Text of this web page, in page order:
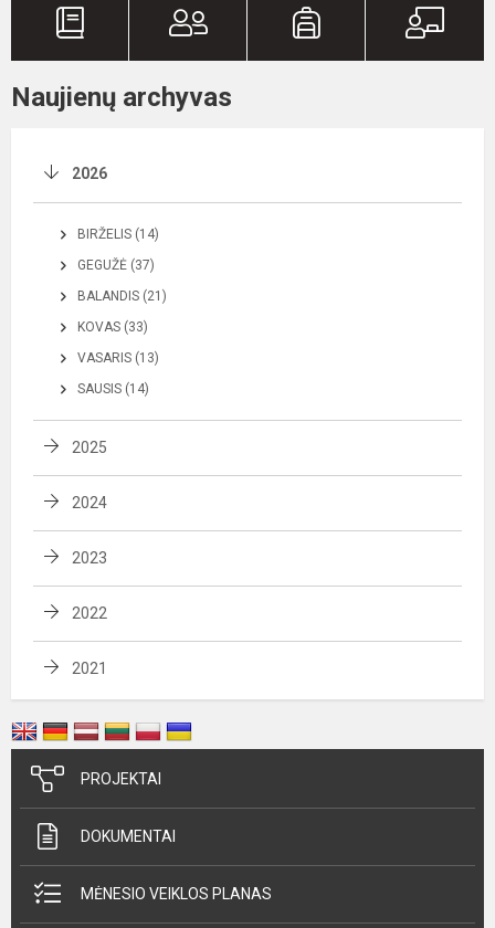
Naujienų archyvas
2026
BIRŽELIS (14)
GEGUŽĖ (37)
BALANDIS (21)
KOVAS (33)
VASARIS (13)
SAUSIS (14)
2025
2024
2023
2022
2021
PROJEKTAI
DOKUMENTAI
MĖNESIO VEIKLOS PLANAS